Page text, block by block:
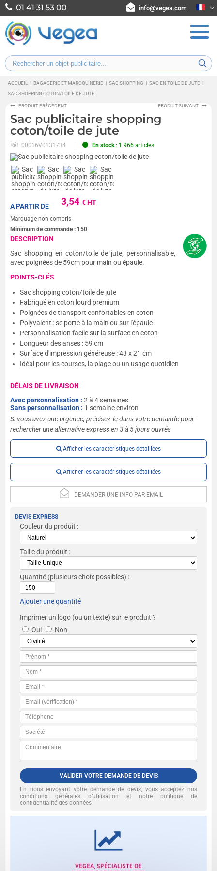
01 41 31 53 00 info@vegea.com
ACCUEIL | BAGAGERIE ET MAROQUINERIE | SAC SHOPPING | SAC EN TOILE DE JUTE |
SAC SHOPPING COTON/TOILE DE JUTE
PRODUIT PRÉCÉDENT PRODUIT SUIVANT
Sac publicitaire shopping
coton/toile de jute
Réf.00016V0131734 En stock: 1 966 articles
3,54€ HT
A PARTIR DE
Marquage non compris
Minimum de commande : 150
DESCRIPTION
Sac shopping en coton/toile de jute, personnalisable,
avec poignées de 59cm pour main ou épaule.
POINTS-CLÉS
Sac shopping coton/toile de jute
Fabriqué en coton lourd premium
Poignées de transport confortables en coton
Polyvalent : se porte à la main ou sur l'épaule
Personnalisation facile sur la surface en coton
Longueur des anses : 59 cm
Surface d'impression généreuse : 43 x 21 cm
Idéal pour les courses, la plage ou un usage quotidien
DÉLAIS DE LIVRAISON
Avec personnalisation :2 à 4 semaines
Sans personnalisation : 1 semaine environ
Si vous avez une urgence, précisez-le dans votre demande pour
rechercher une alternative express en 3 à 5 jours ouvrés
Afficher les caractéristiques détaillées
Afficher les caractéristiques détaillées
DEMANDER UNE INFO PAR EMAIL
DEVIS EXPRESS
Couleur du produit :
Taille du produit :
Quantité (plusieurs choix possibles) :
Ajouter une quantité
Imprimer un logo (ou un texte) sur le produit ?
Oui
Non
VALIDER VOTRE DEMANDE DE DEVIS
En nous envoyant votre demande de devis, vous acceptez nos
conditions générales d’utilisation et notre politique de
confidentialité des données